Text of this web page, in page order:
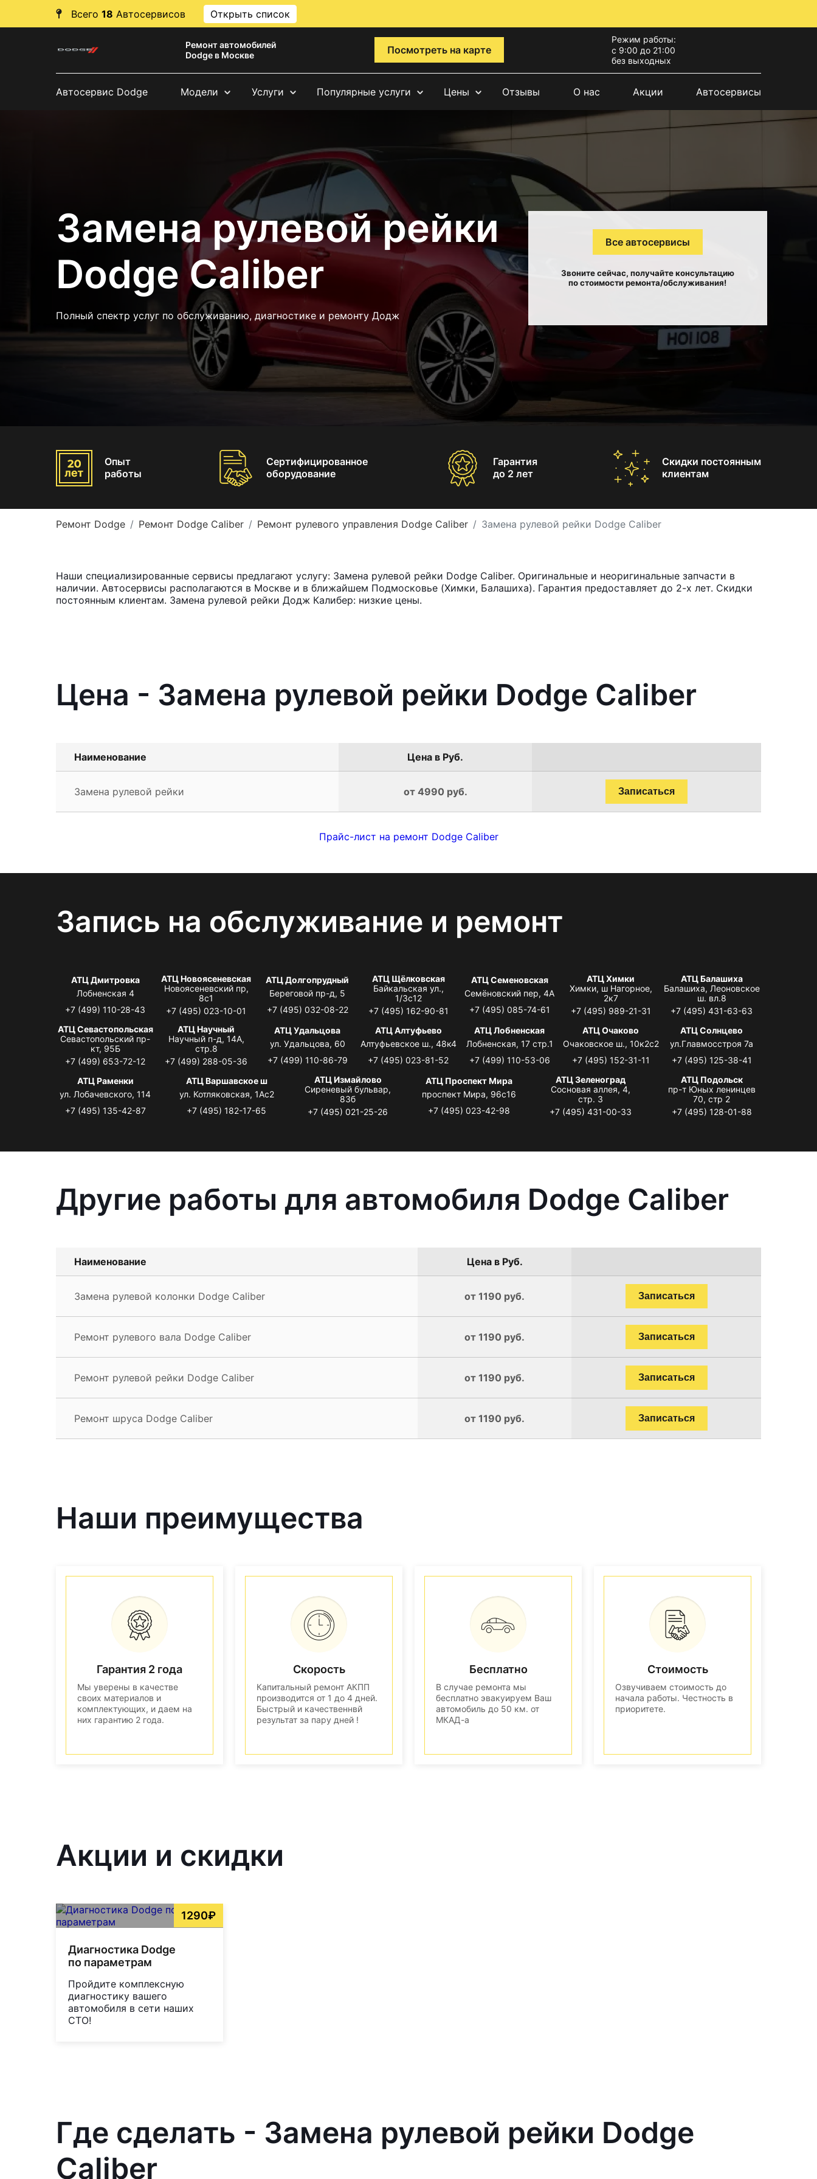
Всего 18 Автосервисов Открыть список
Ремонт автомобилей
Dodge в Москве
Посмотреть на карте
Режим работы:
с 9:00 до 21:00
без выходных
Автосервис Dodge Модели Услуги Популярные услуги Цены Отзывы О нас Акции Автосервисы
Замена рулевой рейки
Dodge Caliber
Полный спектр услуг по обслуживанию, диагностике и ремонту Додж
Все автосервисы
Звоните сейчас, получайте консультацию
по стоимости ремонта/обслуживания!
Опыт
работы
Сертифицированное
оборудование
Гарантия
до 2 лет
Скидки постоянным
клиентам
Ремонт Dodge Ремонт Dodge Caliber Ремонт рулевого управления Dodge Caliber Замена рулевой рейки Dodge Caliber
Наши специализированные сервисы предлагают услугу: Замена рулевой рейки Dodge Caliber. Оригинальные и неоригинальные запчасти в
наличии. Автосервисы располагаются в Москве и в ближайшем Подмосковье (Химки, Балашиха). Гарантия предоставляет до 2-х лет. Скидки
постоянным клиентам. Замена рулевой рейки Додж Калибер: низкие цены.
Цена - Замена рулевой рейки Dodge Caliber
Наименование Цена в Руб.
Замена рулевой рейки от 4990 руб. Записаться
Прайс-лист на ремонт Dodge Caliber
Запись на обслуживание и ремонт
АТЦ Дмитровка
Лобненская 4
+7 (499) 110-28-43
АТЦ Новоясеневская
Новоясеневский пр,
8с1
+7 (495) 023-10-01
АТЦ Долгопрудный
Береговой пр-д, 5
+7 (495) 032-08-22
АТЦ Щёлковская
Байкальская ул.,
1/3с12
+7 (495) 162-90-81
АТЦ Семеновская
Семёновский пер, 4А
+7 (495) 085-74-61
АТЦ Химки
Химки, ш Нагорное,
2к7
+7 (495) 989-21-31
АТЦ Балашиха
Балашиха, Леоновское
ш. вл.8
+7 (495) 431-63-63
АТЦ Севастопольская
Севастопольский пр-
кт, 95Б
+7 (499) 653-72-12
АТЦ Научный
Научный п-д, 14А,
стр.8
+7 (499) 288-05-36
АТЦ Удальцова
ул. Удальцова, 60
+7 (499) 110-86-79
АТЦ Алтуфьево
Алтуфьевское ш., 48к4
+7 (495) 023-81-52
АТЦ Лобненская
Лобненская, 17 стр.1
+7 (499) 110-53-06
АТЦ Очаково
Очаковское ш., 10к2с2
+7 (495) 152-31-11
АТЦ Солнцево
ул.Главмосстроя 7а
+7 (495) 125-38-41
АТЦ Раменки
ул. Лобачевского, 114
+7 (495) 135-42-87
АТЦ Варшавское ш
ул. Котляковская, 1Ас2
+7 (495) 182-17-65
АТЦ Измайлово
Сиреневый бульвар,
83б
+7 (495) 021-25-26
АТЦ Проспект Мира
проспект Мира, 96с16
+7 (495) 023-42-98
АТЦ Зеленоград
Сосновая аллея, 4,
стр. 3
+7 (495) 431-00-33
АТЦ Подольск
пр-т Юных ленинцев
70, стр 2
+7 (495) 128-01-88
Другие работы для автомобиля Dodge Caliber
Наименование Цена в Руб.
Замена рулевой колонки Dodge Caliber от 1190 руб. Записаться
Ремонт рулевого вала Dodge Caliber от 1190 руб. Записаться
Ремонт рулевой рейки Dodge Caliber от 1190 руб. Записаться
Ремонт шруса Dodge Caliber от 1190 руб. Записаться
Наши преимущества
Гарантия 2 года
Мы уверены в качестве
своих материалов и
комплектующих, и даем на
них гарантию 2 года.
Скорость
Капитальный ремонт АКПП
производится от 1 до 4 дней.
Быстрый и качественнвй
результат за пару дней !
Бесплатно
В случае ремонта мы
бесплатно эвакуируем Ваш
автомобиль до 50 км. от
МКАД-а
Стоимость
Озвучиваем стоимость до
начала работы. Честность в
приоритете.
Акции и скидки
1290₽
Диагностика Dodge
по параметрам
Пройдите комплексную
диагностику вашего
автомобиля в сети наших
СТО!
Где сделать - Замена рулевой рейки Dodge
Caliber